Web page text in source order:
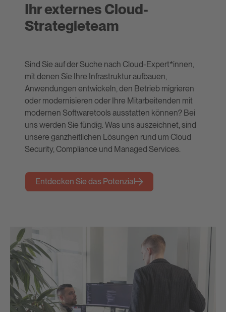
Ihr externes Cloud-
Strategieteam
Sind Sie auf der Suche nach Cloud-Expert*innen,
mit denen Sie Ihre Infrastruktur aufbauen,
Anwendungen entwickeln, den Betrieb migrieren
oder modernisieren oder Ihre Mitarbeitenden mit
modernen Softwaretools ausstatten können? Bei
uns werden Sie fündig. Was uns auszeichnet, sind
unsere ganzheitlichen Lösungen rund um Cloud
Security, Compliance und Managed Services.
Entdecken Sie das Potenzial